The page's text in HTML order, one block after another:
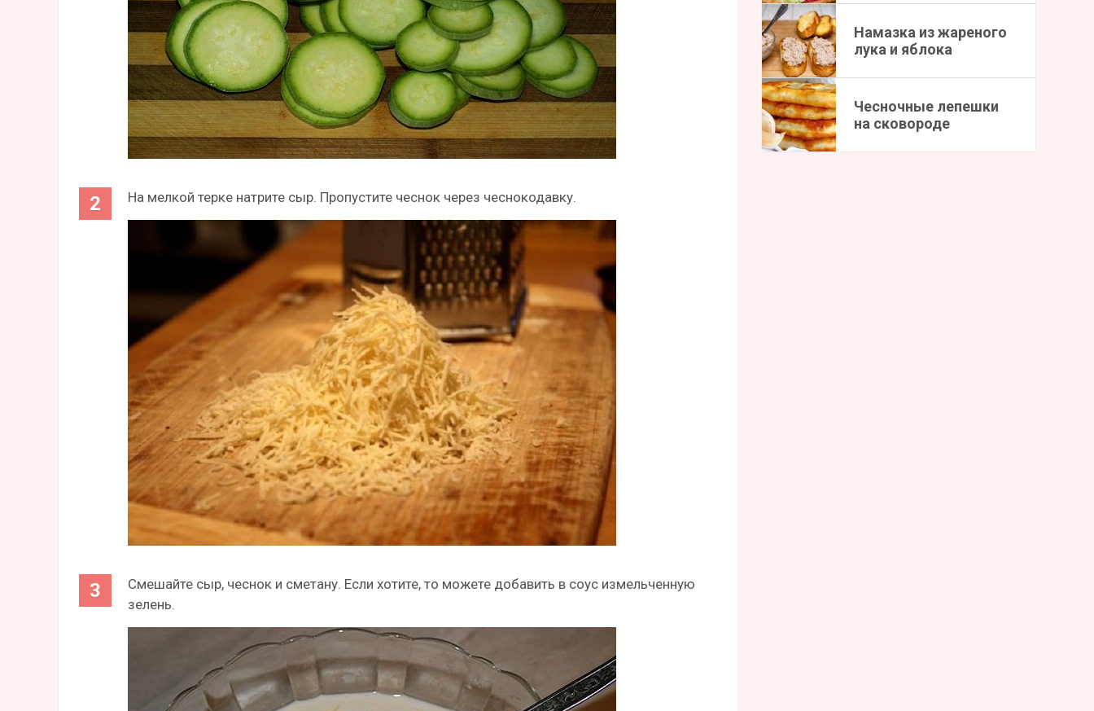
На мелкой терке натрите сыр. Пропустите чеснок через чеснокодавку.
Смешайте сыр, чеснок и сметану. Если хотите, то можете добавить в соус измельченную
зелень.
Намазка из жареного
лука и яблока
Чесночные лепешки
на сковороде